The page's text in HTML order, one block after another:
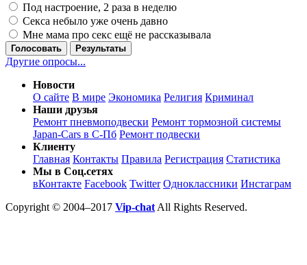
Под настроение, 2 раза в неделю
Секса небыло уже очень давно
Мне мама про секс ещё не рассказывала
Голосовать Результаты
Другие опросы...
Новости
О сайте В мире Экономика Религия Криминал
Наши друзья
Ремонт пневмоподвески Ремонт тормозной системы
Japan-Cars в С-Пб Ремонт подвески
Клиенту
Главная Контакты Правила Регистрация Статистика
Мы в Соц.сетях
вКонтакте Facebook Twitter Одноклассники Инстаграм
Copyright © 2004–2017 Vip-chat All Rights Reserved.